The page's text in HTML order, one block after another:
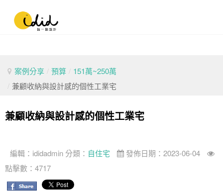
案例分享 / 預算 / 151萬~250萬
/ 兼顧收納與設計感的個性工業宅
兼顧收納與設計感的個性工業宅
編輯： ididadmin 分類： 自住宅
發佈日期：2023-06-04
點擊數：4717